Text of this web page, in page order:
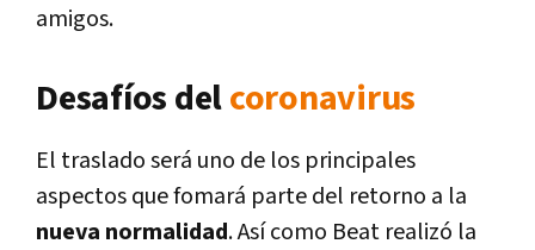
amigos.
Desafíos delcoronavirus
El traslado será uno de los principales
aspectos que fomará parte del retorno a la
nueva normalidad. Así como Beat realizó la